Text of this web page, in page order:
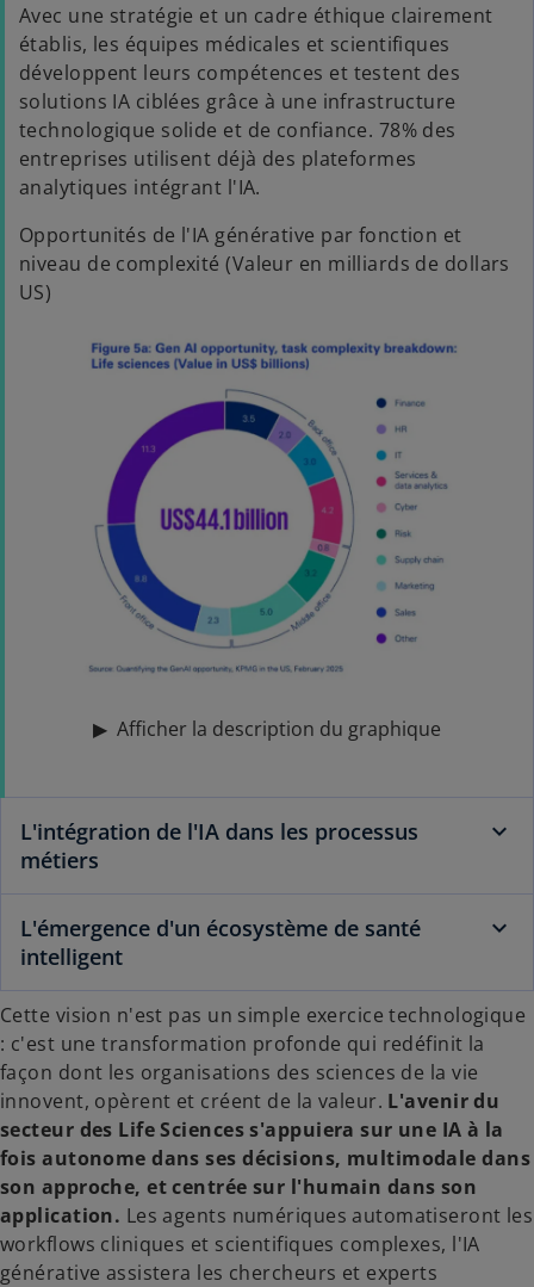
o
n
g
l
e
t
Avec une stratégie et un cadre éthique clairement
établis, les équipes médicales et scientifiques
développent leurs compétences et testent des
solutions IA ciblées grâce à une infrastructure
technologique solide et de confiance. 78% des
entreprises utilisent déjà des plateformes
analytiques intégrant l'IA.
Opportunités de l'IA générative par fonction et
niveau de complexité (Valeur en milliards de dollars
US)
▶ Afficher la description du graphique
L'intégration de l'IA dans les processus
métiers
L'émergence d'un écosystème de santé
intelligent
Cette vision n'est pas un simple exercice technologique
: c'est une transformation profonde qui redéfinit la
façon dont les organisations des sciences de la vie
innovent, opèrent et créent de la valeur. L'avenir du
secteur des Life Sciences s'appuiera sur une IA à la
fois autonome dans ses décisions, multimodale dans
son approche, et centrée sur l'humain dans son
application. Les agents numériques automatiseront les
workflows cliniques et scientifiques complexes, l'IA
générative assistera les chercheurs et experts